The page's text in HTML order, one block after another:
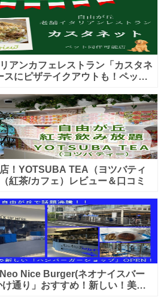
アンカフェレストラン「カスタネ
スにピザテイクアウトも！ペット
！YOTSUBA TEA（ヨツバティ
紅茶/カフェ）レビュー＆口コミ
Nice Burger(ネオナイスバー
通り」おすすめ！新しい！美味